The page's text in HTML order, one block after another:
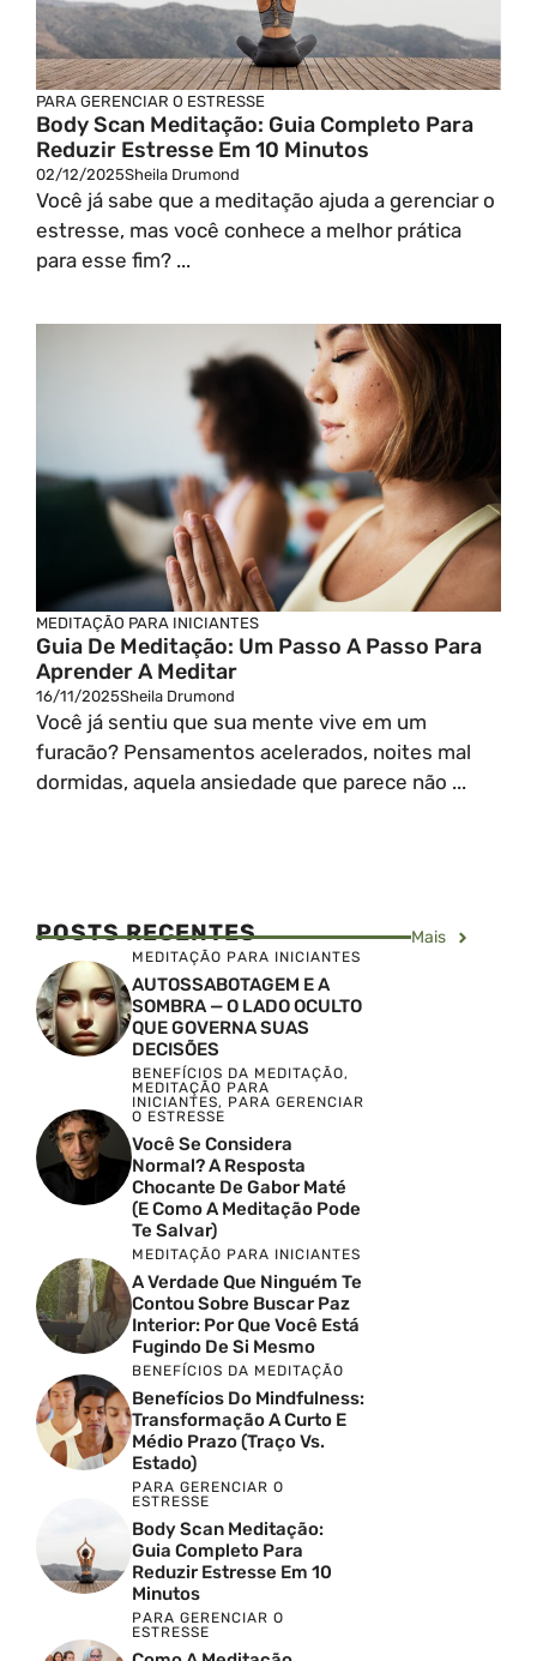
PARA GERENCIAR O ESTRESSE
Body Scan Meditação: Guia Completo Para
Reduzir Estresse Em 10 Minutos
02/12/2025Sheila Drumond
Você já sabe que a meditação ajuda a gerenciar o
estresse, mas você conhece a melhor prática
para esse fim? ...
MEDITAÇÃO PARA INICIANTES
Guia De Meditação: Um Passo A Passo Para
Aprender A Meditar
16/11/2025Sheila Drumond
Você já sentiu que sua mente vive em um
furacão? Pensamentos acelerados, noites mal
dormidas, aquela ansiedade que parece não ...
POSTS RECENTES Mais
MEDITAÇÃO PARA INICIANTES
AUTOSSABOTAGEM E A
SOMBRA — O LADO OCULTO
QUE GOVERNA SUAS
DECISÕES
BENEFÍCIOS DA MEDITAÇÃO,
MEDITAÇÃO PARA
INICIANTES, PARA GERENCIAR
O ESTRESSE
Você Se Considera
Normal? A Resposta
Chocante De Gabor Maté
(e Como A Meditação Pode
Te Salvar)
MEDITAÇÃO PARA INICIANTES
A Verdade Que Ninguém Te
Contou Sobre Buscar Paz
Interior: Por Que Você Está
Fugindo De Si Mesmo
BENEFÍCIOS DA MEDITAÇÃO
Benefícios Do Mindfulness:
Transformação A Curto E
Médio Prazo (Traço Vs.
Estado)
PARA GERENCIAR O
ESTRESSE
Body Scan Meditação:
Guia Completo Para
Reduzir Estresse Em 10
Minutos
PARA GERENCIAR O
ESTRESSE